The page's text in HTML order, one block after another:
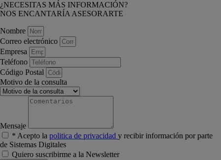
¿NECESITAS MÁS INFORMACIÓN?
NOS ENCANTARÍA ASESORARTE
Nombre
Correo electrónico
Empresa
Teléfono
Código Postal
Motivo de la consulta
Mensaje
* Acepto la politica de privacidad y recibir información por parte
de Sistemas Digitales
Quiero suscribirme a la Newsletter